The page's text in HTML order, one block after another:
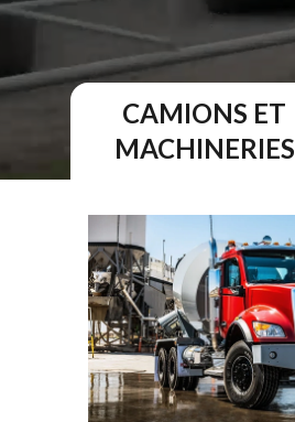
CAMIONS ET
MACHINERIES